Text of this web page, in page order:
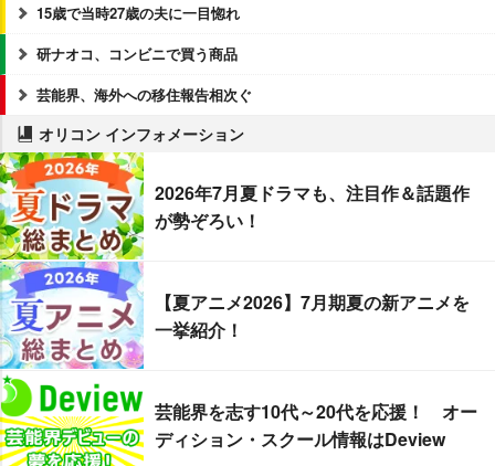
15歳で当時27歳の夫に一目惚れ
研ナオコ、コンビニで買う商品
芸能界、海外への移住報告相次ぐ
オリコン インフォメーション
2026年7月夏ドラマも、注目作＆話題作
が勢ぞろい！
【夏アニメ2026】7月期夏の新アニメを
一挙紹介！
芸能界を志す10代～20代を応援！ オー
ディション・スクール情報はDeview